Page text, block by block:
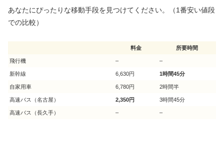
あなたにぴったりな移動手段を見つけてください。（1番安い値段
での比較）
料金 所要時間
飛行機 – –
新幹線 6,630円 1時間45分
自家用車 6,780円 2時間半
高速バス（名古屋） 2,350円 3時間45分
高速バス（長久手） – –